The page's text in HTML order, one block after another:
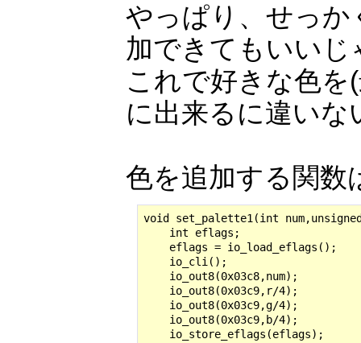
やっぱり、せっか
加できてもいいじ
これで好きな色
に出来るに違いな
色を追加する関数
void set_palette1(int
    int eflags;
    eflags = io_load_eflags();
    io_cli();
    io_out8(0x03c8,num);
    io_out8(0x03c9,r/4);
    io_out8(0x03c9,g/4);
    io_out8(0x03c9,b/4);
    io_store_eflags(eflags);